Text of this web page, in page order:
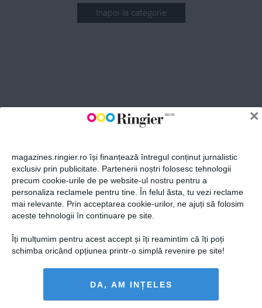
×
magazines.ringier.ro își finanțează întregul conținut jurnalistic
exclusiv prin publicitate. Partenerii noștri folosesc tehnologii
precum cookie-urile de pe website-ul nostru pentru a
personaliza reclamele pentru tine. În felul ăsta, tu vezi reclame
mai relevante. Prin acceptarea cookie-urilor, ne ajuți să folosim
aceste tehnologii în continuare pe site.
Îți mulțumim pentru acest accept și îți reamintim că îți poți
schimba oricând opțiunea printr-o simplă revenire pe site!
DA, AM INȚELES
Inapoi la categorie
ABONEAZĂ-TE
Politica de confidențialitate și
© 2026 Ringier Romania. Toate